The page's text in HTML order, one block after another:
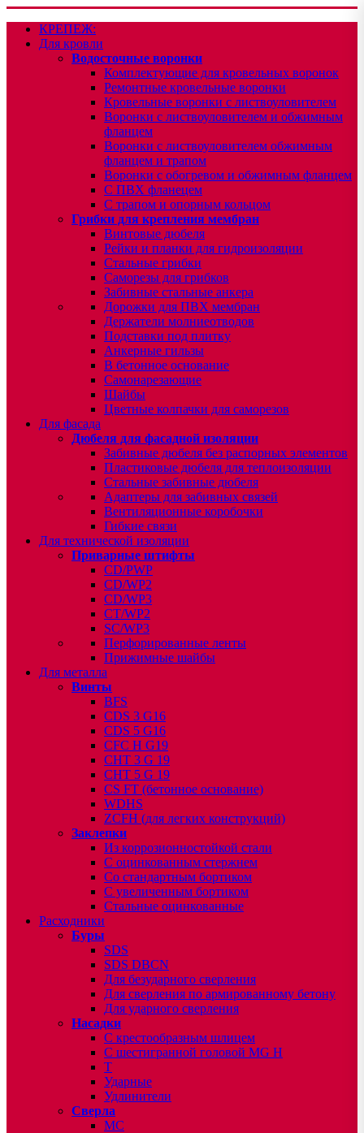
КРЕПЕЖ:
Для кровли
Водосточные воронки
Комплектующие для кровельных воронок
Ремонтные кровельные воронки
Кровельные воронки с листвоуловителем
Воронки с листвоуловителем и обжимным
фланцем
Воронки с листвоуловителем обжимным
фланцем и трапом
Воронки с обогревом и обжимным фланцем
С ПВХ фланецем
С трапом и опорным кольцом
Грибки для крепления мембран
Винтовые дюбеля
Рейки и планки для гидроизоляции
Стальные грибки
Саморезы для грибков
Забивные стальные анкера
Дорожки для ПВХ мембран
Держатели молниеотводов
Подставки под плитку
Анкерные гильзы
В бетонное основание
Самонарезающие
Шайбы
Цветные колпачки для саморезов
Для фасада
Дюбеля для фасадной изоляции
Забивные дюбеля без распорных элементов
Пластиковые дюбеля для теплоизоляции
Стальные забивные дюбеля
Адаптеры для забивных связей
Вентиляционные коробочки
Гибкие связи
Для технической изоляции
Приварные штифты
CD/PWP
CD/WP2
CD/WP3
CT/WP2
SC/WP3
Перфорированные ленты
Прижимные шайбы
Для металла
Винты
BFS
CDS 3 G16
CDS 5 G16
CFC H G19
CHT 3 G 19
CHT 5 G 19
CS FT (бетонное основание)
WDHS
ZCFH (для легких конструкций)
Заклепки
Из коррозионностойкой стали
С оцинкованным стержнем
Со стандартным бортиком
С увеличенным бортиком
Стальные оцинкованные
Расходники
Буры
SDS
SDS DBCN
Для безударного сверления
Для сверления по армированному бетону
Для ударного сверления
Насадки
С крестообразным шлицем
С шестигранной головой MG H
T
Ударные
Удлинители
Сверла
МС